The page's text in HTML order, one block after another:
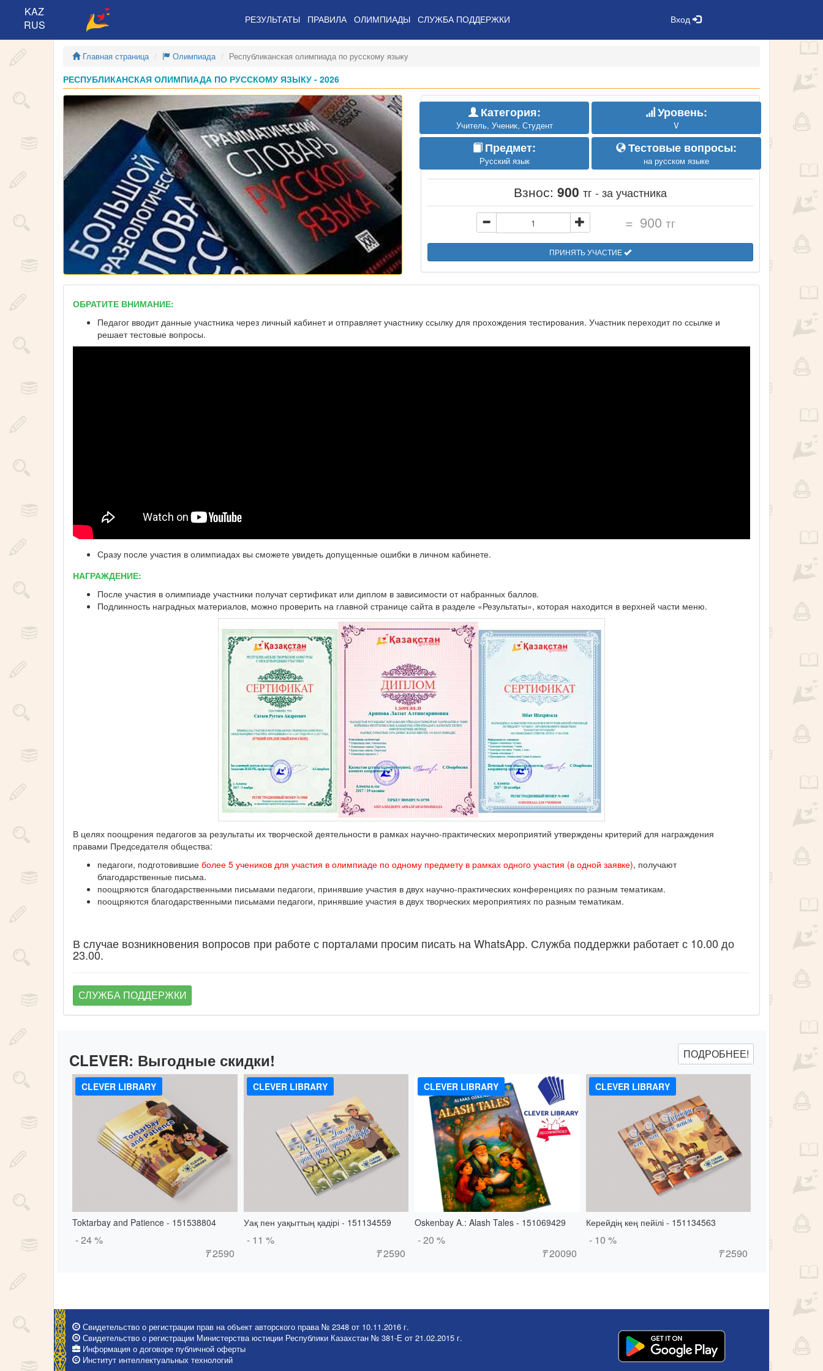
KAZ
RUS
РЕЗУЛЬТАТЫ ПРАВИЛА ОЛИМПИАДЫ СЛУЖБА ПОДДЕРЖКИ Вход
Главная страница Олимпиада Республиканская олимпиада по русскому языку
РЕСПУБЛИКАНСКАЯ ОЛИМПИАДА ПО РУССКОМУ ЯЗЫКУ - 2026
Категория:
Учитель, Ученик, Студент
Уровень:
V
Предмет:
Русский язык
Тестовые вопросы:
на русском языке
Взнос: 900 тг - за участника
= 900 тг
ПРИНЯТЬ УЧАСТИЕ
ОБРАТИТЕ ВНИМАНИЕ:
Педагог вводит данные участника через личный кабинет и отправляет участнику ссылку для прохождения тестирования. Участник переходит по ссылке и
решает тестовые вопросы.
Сразу после участия в олимпиадах вы сможете увидеть допущенные ошибки в личном кабинете.
НАГРАЖДЕНИЕ:
После участия в олимпиаде участники получат сертификат или диплом в зависимости от набранных баллов.
Подлинность наградных материалов, можно проверить на главной странице сайта в разделе «Результаты», которая находится в верхней части меню.
В целях поощрения педагогов за результаты их творческой деятельности в рамках научно-практических мероприятий утверждены критерий для награждения
правами Председателя общества:
педагоги, подготовившие более 5 учеников для участия в олимпиаде по одному предмету в рамках одного участия (в одной заявке), получают
благодарственные письма.
поощряются благодарственными письмами педагоги, принявшие участия в двух научно-практических конференциях по разным тематикам.
поощряются благодарственными письмами педагоги, принявшие участия в двух творческих мероприятиях по разным тематикам.
В случае возникновения вопросов при работе с порталами просим писать на WhatsApp. Служба поддержки работает с 10.00 до
23.00.
СЛУЖБА ПОДДЕРЖКИ
CLEVER: Выгодные скидки! ПОДРОБНЕЕ!
CLEVER LIBRARY
Toktarbay and Patience - 151538804
- 24 %
₸2590
CLEVER LIBRARY
Уақ пен уақыттың қадірі - 151134559
- 11 %
₸2590
CLEVER LIBRARY
Oskenbay A.: Alash Tales - 151069429
- 20 %
₸20090
CLEVER LIBRARY
Керейдің кең пейілі - 151134563
- 10 %
₸2590
Свидетельство о регистрации прав на объект авторского права № 2348 от 10.11.2016 г.
Свидетельство о регистрации Министерства юстиции Республики Казахстан № 381-Е от 21.02.2015 г.
Информация о договоре публичной оферты
Институт интеллектуальных технологий